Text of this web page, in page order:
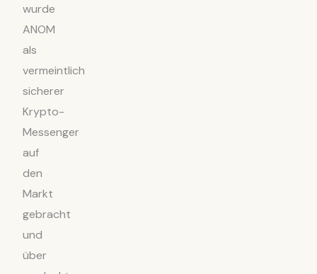
wurde
ANOM
als
vermeintlich
sicherer
Krypto-
Messenger
auf
den
Markt
gebracht
und
über